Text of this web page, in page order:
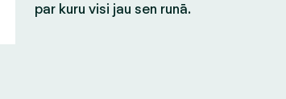
par kuru visi jau sen runā.